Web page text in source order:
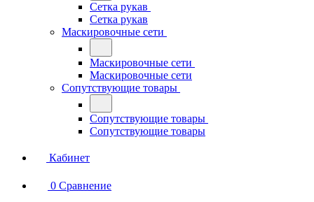
Сетка рукав
Сетка рукав
Маскировочные сети
Маскировочные сети
Маскировочные сети
Сопутствующие товары
Сопутствующие товары
Сопутствующие товары
Кабинет
0 Сравнение